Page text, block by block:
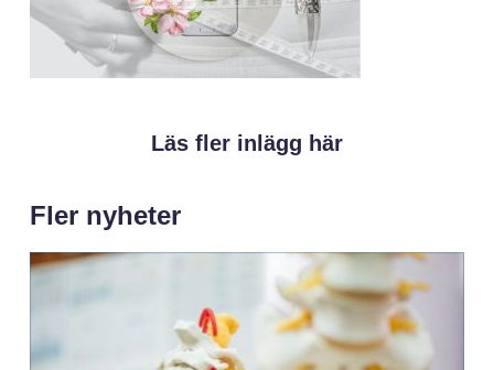
Läs fler inlägg här
Fler nyheter